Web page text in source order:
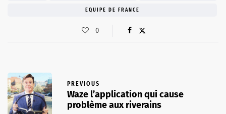
EQUIPE DE FRANCE
0
PREVIOUS
Waze l’application qui cause
problème aux riverains